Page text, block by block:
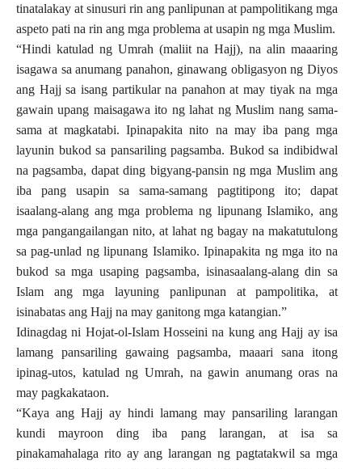
tinatalakay at sinusuri rin ang panlipunan at pampolitikang mga
aspeto pati na rin ang mga problema at usapin ng mga Muslim.
“Hindi katulad ng Umrah (maliit na Hajj), na alin maaaring
isagawa sa anumang panahon, ginawang obligasyon ng Diyos
ang Hajj sa isang partikular na panahon at may tiyak na mga
gawain upang maisagawa ito ng lahat ng Muslim nang sama-
sama at magkatabi. Ipinapakita nito na may iba pang mga
layunin bukod sa pansariling pagsamba. Bukod sa indibidwal
na pagsamba, dapat ding bigyang-pansin ng mga Muslim ang
iba pang usapin sa sama-samang pagtitipong ito; dapat
isaalang-alang ang mga problema ng lipunang Islamiko, ang
mga pangangailangan nito, at lahat ng bagay na makatutulong
sa pag-unlad ng lipunang Islamiko. Ipinapakita ng mga ito na
bukod sa mga usaping pagsamba, isinasaalang-alang din sa
Islam ang mga layuning panlipunan at pampolitika, at
isinabatas ang Hajj na may ganitong mga katangian.”
Idinagdag ni Hojat-ol-Islam Hosseini na kung ang Hajj ay isa
lamang pansariling gawaing pagsamba, maaari sana itong
ipinag-utos, katulad ng Umrah, na gawin anumang oras na
may pagkakataon.
“Kaya ang Hajj ay hindi lamang may pansariling larangan
kundi mayroon ding iba pang larangan, at isa sa
pinakamahalaga rito ay ang larangan ng pagtatakwil sa mga